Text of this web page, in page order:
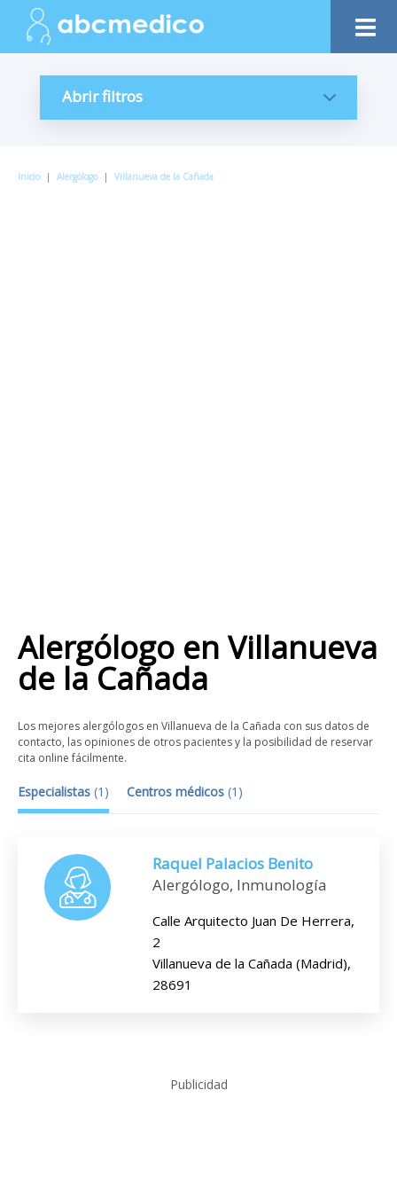
Abrir filtros
Inicio | Alergólogo | Villanueva de la Cañada
Alergólogo enVillanueva
de la Cañada
Los mejores alergólogos en Villanueva de la Cañada con sus datos de
contacto, las opiniones de otros pacientes y la posibilidad de reservar
cita online fácilmente.
Especialistas (1 ) Centros médicos (1 )
Raquel Palacios Benito
Alergólogo, Inmunología
Calle Arquitecto Juan De Herrera,
2
Villanueva de la Cañada (Madrid),
28691
Publicidad